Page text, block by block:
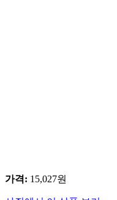
가격: 15,027원